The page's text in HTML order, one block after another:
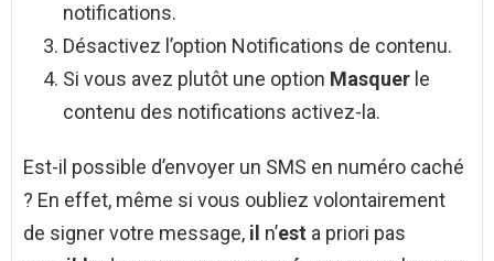
notifications.
Désactivez l’option Notifications de contenu.
Si vous avez plutôt une option Masquer le
contenu des notifications activez-la.
Est-il possible d’envoyer un SMS en numéro caché
? En effet, même si vous oubliez volontairement
de signer votre message, il n’est a priori pas